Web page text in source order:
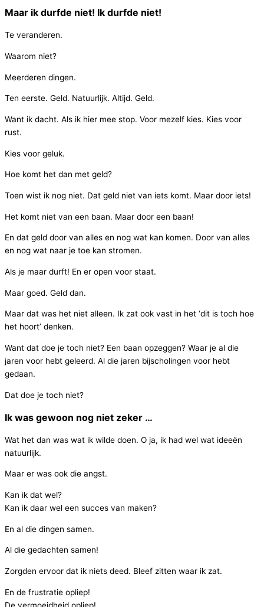
Maar ik durfde niet! Ik durfde niet!
Te veranderen.
Waarom niet?
Meerderen dingen.
Ten eerste. Geld. Natuurlijk. Altijd. Geld.
Want ik dacht. Als ik hier mee stop. Voor mezelf kies. Kies voor
rust.
Kies voor geluk.
Hoe komt het dan met geld?
Toen wist ik nog niet. Dat geld niet van iets komt. Maar door iets!
Het komt niet van een baan. Maar door een baan!
En dat geld door van alles en nog wat kan komen. Door van alles
en nog wat naar je toe kan stromen.
Als je maar durft! En er open voor staat.
Maar goed. Geld dan.
Maar dat was het niet alleen. Ik zat ook vast in het ‘dit is toch hoe
het hoort’ denken.
Want dat doe je toch niet? Een baan opzeggen? Waar je al die
jaren voor hebt geleerd. Al die jaren bijscholingen voor hebt
gedaan.
Dat doe je toch niet?
Ik was gewoon nog niet zeker …
Wat het dan was wat ik wilde doen. O ja, ik had wel wat ideeën
natuurlijk.
Maar er was ook die angst.
Kan ik dat wel?
Kan ik daar wel een succes van maken?
En al die dingen samen.
Al die gedachten samen!
Zorgden ervoor dat ik niets deed. Bleef zitten waar ik zat.
En de frustratie opliep!
De vermoeidheid opliep!